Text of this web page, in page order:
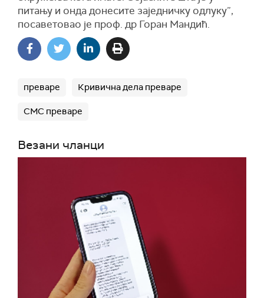
питању и онда донесите заједничку одлуку”,
посаветовао је проф. др Горан Мандић.
преваре Кривична дела преваре
СМС преваре
Везани чланци